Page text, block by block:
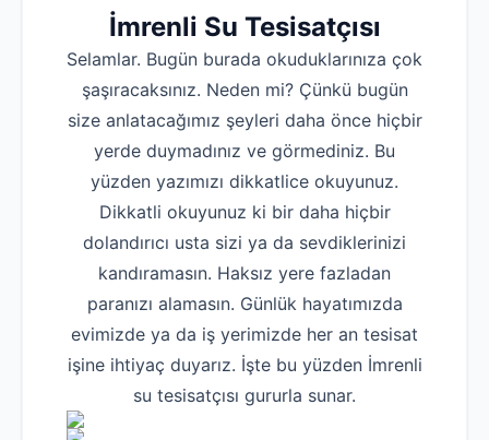
İmrenli Su Tesisatçısı
Selamlar. Bugün burada okuduklarınıza çok
şaşıracaksınız. Neden mi? Çünkü bugün
size anlatacağımız şeyleri daha önce hiçbir
yerde duymadınız ve görmediniz. Bu
yüzden yazımızı dikkatlice okuyunuz.
Dikkatli okuyunuz ki bir daha hiçbir
dolandırıcı usta sizi ya da sevdiklerinizi
kandıramasın. Haksız yere fazladan
paranızı alamasın. Günlük hayatımızda
evimizde ya da iş yerimizde her an tesisat
işine ihtiyaç duyarız. İşte bu yüzden İmrenli
su tesisatçısı gururla sunar.